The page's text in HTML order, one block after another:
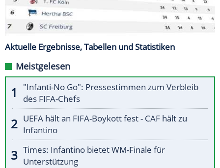
Aktuelle Ergebnisse, Tabellen und Statistiken
Meistgelesen
"Infanti-No Go": Pressestimmen zum Verbleib
des FIFA-Chefs
UEFA hält an FIFA-Boykott fest - CAF hält zu
Infantino
Times: Infantino bietet WM-Finale für
Unterstützung